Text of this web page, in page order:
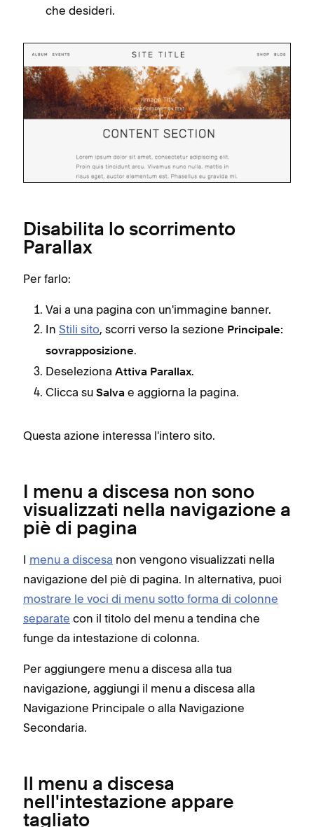
che desideri.
Disabilita lo scorrimento
Parallax
Per farlo:
Vai a una pagina con un'immagine banner.
In Stili sito, scorri verso la sezione Principale:
sovrapposizione.
Deseleziona Attiva Parallax.
Clicca su Salva e aggiorna la pagina.
Questa azione interessa l'intero sito.
I menu a discesa non sono
visualizzati nella navigazione a
piè di pagina
I menu a discesa non vengono visualizzati nella
navigazione del piè di pagina. In alternativa, puoi
mostrare le voci di menu sotto forma di colonne
separate con il titolo del menu a tendina che
funge da intestazione di colonna.
Per aggiungere menu a discesa alla tua
navigazione, aggiungi il menu a discesa alla
Navigazione Principale o alla Navigazione
Secondaria.
Il menu a discesa
nell'intestazione appare
tagliato